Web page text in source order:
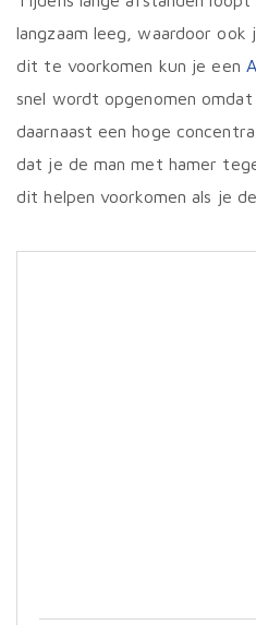
langzaam leeg, waardoor
dit te voorkomen kun je een
snel wordt opgenomen
daarnaast een hoge
dat je de man met hamer
dit helpen voorkomen als je